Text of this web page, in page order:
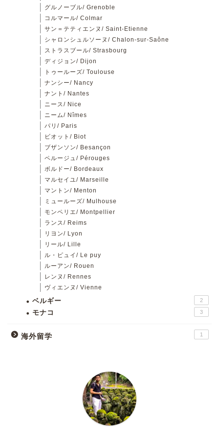
グルノーブル/ Grenoble
コルマール/ Colmar
サン＝テティエンヌ/ Saint-Etienne
シャロンシュルソーヌ/ Chalon-sur-Saône
ストラスブール/ Strasbourg
ディジョン/ Dijon
トゥールーズ/ Toulouse
ナンシー/ Nancy
ナント/ Nantes
ニース/ Nice
ニーム/ Nîmes
パリ/ Paris
ビオット/ Biot
ブザンソン/ Besançon
ペルージュ/ Pérouges
ボルドー/ Bordeaux
マルセイユ/ Marseille
マントン/ Menton
ミュールーズ/ Mulhouse
モンペリエ/ Montpellier
ランス/ Reims
リヨン/ Lyon
リール/ Lille
ル・ピュイ/ Le puy
ルーアン/ Rouen
レンヌ/ Rennes
ヴィエンヌ/ Vienne
ベルギー 2
モナコ 3
海外留学 1